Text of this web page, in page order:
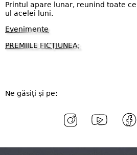
Printul apare lunar, reunind toate
ul acelei luni.
Evenimente
PREMIILE FICȚIUNEA;
Ne găsiți și pe: